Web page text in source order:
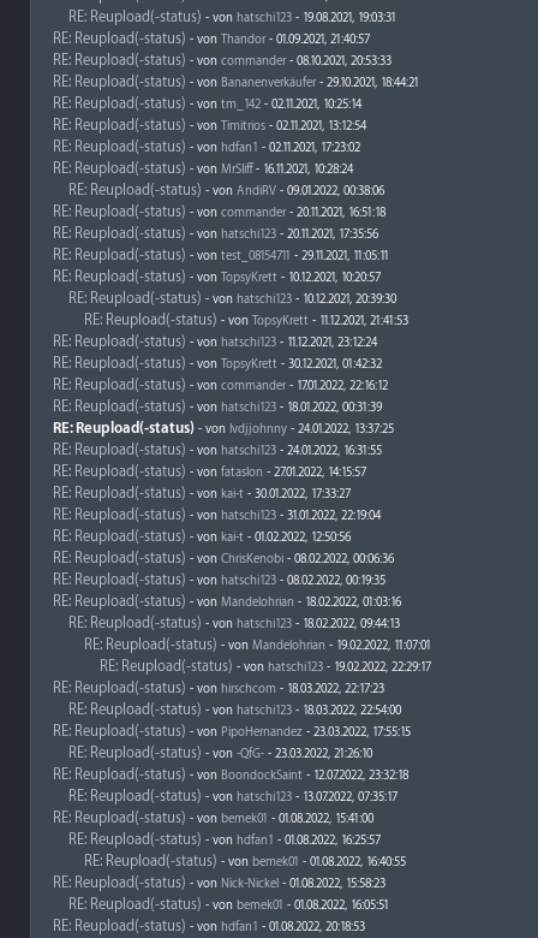
RE: Reupload(-status) - von hatschi123 - 19.08.2021, 19:03:31
RE: Reupload(-status) - von Thandor- 01.09.2021, 21:40:57
RE: Reupload(-status) - von commander- 08.10.2021, 20:53:33
RE: Reupload(-status) - von Bananenverkäufer- 29.10.2021, 18:44:21
RE: Reupload(-status) - von tm_142 - 02.11.2021, 10:25:14
RE: Reupload(-status) - von Timitrios - 02.11.2021, 13:12:54
RE: Reupload(-status) - von hdfan1 - 02.11.2021, 17:23:02
RE: Reupload(-status) - von MrSliff- 16.11.2021, 10:28:24
RE: Reupload(-status) - von AndiRV - 09.01.2022, 00:38:06
RE: Reupload(-status) - von commander- 20.11.2021, 16:51:18
RE: Reupload(-status) - von hatschi123 - 20.11.2021, 17:35:56
RE: Reupload(-status) - von test_08154711 - 29.11.2021, 11:05:11
RE: Reupload(-status) - von TopsyKrett - 10.12.2021, 10:20:57
RE: Reupload(-status) - von hatschi123 - 10.12.2021, 20:39:30
RE: Reupload(-status) - von TopsyKrett - 11.12.2021, 21:41:53
RE: Reupload(-status) - von hatschi123 - 11.12.2021, 23:12:24
RE: Reupload(-status) - von TopsyKrett - 30.12.2021, 01:42:32
RE: Reupload(-status) - von commander- 17.01.2022, 22:16:12
RE: Reupload(-status) - von hatschi123 - 18.01.2022, 00:31:39
RE: Reupload(-status) - von lvdjjohnny - 24.01.2022, 13:37:25
RE: Reupload(-status) - von hatschi123 - 24.01.2022, 16:31:55
RE: Reupload(-status) - von fataslon - 27.01.2022, 14:15:57
RE: Reupload(-status) - von kai-t - 30.01.2022, 17:33:27
RE: Reupload(-status) - von hatschi123 - 31.01.2022, 22:19:04
RE: Reupload(-status) - von kai-t - 01.02.2022, 12:50:56
RE: Reupload(-status) - von ChrisKenobi - 08.02.2022, 00:06:36
RE: Reupload(-status) - von hatschi123 - 08.02.2022, 00:19:35
RE: Reupload(-status) - von Mandelohrian - 18.02.2022, 01:03:16
RE: Reupload(-status) - von hatschi123 - 18.02.2022, 09:44:13
RE: Reupload(-status) - von Mandelohrian - 19.02.2022, 11:07:01
RE: Reupload(-status) - von hatschi123 - 19.02.2022, 22:29:17
RE: Reupload(-status) - von hirschcom - 18.03.2022, 22:17:23
RE: Reupload(-status) - von hatschi123 - 18.03.2022, 22:54:00
RE: Reupload(-status) - von PipoHernandez - 23.03.2022, 17:55:15
RE: Reupload(-status) - von -QfG- - 23.03.2022, 21:26:10
RE: Reupload(-status) - von BoondockSaint - 12.07.2022, 23:32:18
RE: Reupload(-status) - von hatschi123 - 13.07.2022, 07:35:17
RE: Reupload(-status) - von bemek01 - 01.08.2022, 15:41:00
RE: Reupload(-status) - von hdfan1 - 01.08.2022, 16:25:57
RE: Reupload(-status) - von bemek01 - 01.08.2022, 16:40:55
RE: Reupload(-status) - von Nick-Nickel - 01.08.2022, 15:58:23
RE: Reupload(-status) - von bemek01 - 01.08.2022, 16:05:51
RE: Reupload(-status) - von hdfan1 - 01.08.2022, 20:18:53